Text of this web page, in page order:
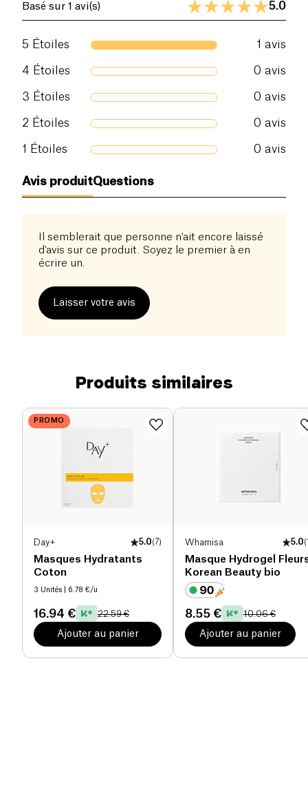
Basé sur 1 avi(s) 5.0
5 Étoiles 1 avis
4 Étoiles 0 avis
3 Étoiles 0 avis
2 Étoiles 0 avis
1 Étoiles 0 avis
Avis produitQuestions
Il semblerait que personne n'ait encore laissé
d'avis sur ce produit. Soyez le premier à en
écrire un.
Laisser votre avis
Produits similaires
PROMO
Day+ 5.0(7)
Masques Hydratants
Coton
3 Unités | 6.78 €/u
16.94 € 22.59 €
Ajouter au panier
Whamisa 5.0(
Masque Hydrogel
Korean Beauty bio
8.55 € 10.06 €
Ajouter au panier